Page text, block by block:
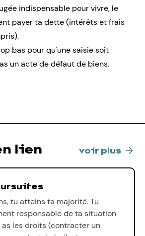
indispensable pour vivre, le
payer ta dette (intérêts et frais
bas pour qu'une saisie soit
un acte de défaut de biens.
lien voir plus
tu atteins ta majorité. Tu
responsable de ta situation
les droits (contracter un